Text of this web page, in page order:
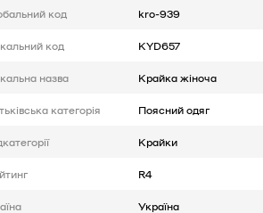
код kro-939
код KYD657
назва Крайка жіноча
категорія Поясний одяг
Крайки
R4
Україна